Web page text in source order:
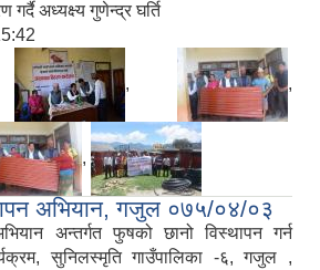
गर्दै अध्यक्ष्य गुणेन्द्र घर्ति
, ,
,
अभियान, गजुल ०७५/०४/०३
अन्तर्गत फुषको छानो विस्थापन गर्न
सुनिलस्मृति गाउँपालिका -६, गजुल ,